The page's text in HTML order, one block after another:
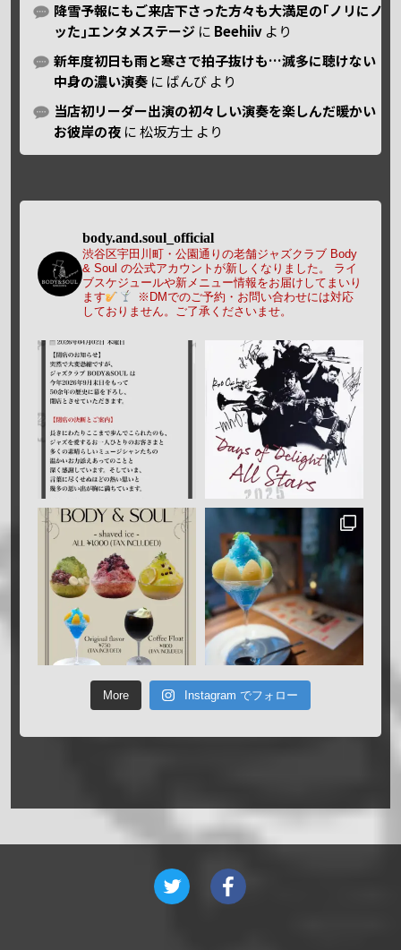
降雪予報にもご来店下さった方々も大満足の｢ノリにノ
ッた｣エンタメステージ に Beehiiv より
新年度初日も雨と寒さで拍子抜けも…滅多に聴けない
中身の濃い演奏 に ばんび より
当店初リーダー出演の初々しい演奏を楽しんだ暖かい
お彼岸の夜 に松坂方士 より
body.and.soul_official
渋谷区宇田川町・公園通りの老舗ジャズクラブ Body
& Soul の公式アカウントが新しくなりました。
ライ
ブスケジュールや新メニュー情報をお届けしてまいり
ます
※DMでのご予約・お問い合わせには対応
しておりません。ご了承くださいませ。
More Instagram でフォロー